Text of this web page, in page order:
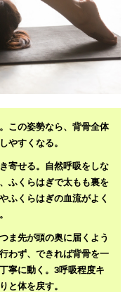
この姿勢なら、背骨全体
やすくなる。
寄せる。自然呼吸をしな
ふくらはぎで太もも裏を
ふくらはぎの血流がよく
ま先が頭の奥に届くよう
わず、できれば背骨を一
寧に動く。3呼吸程度キ
と体を戻す。